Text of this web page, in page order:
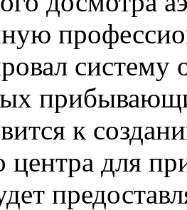
систему
к
центра для